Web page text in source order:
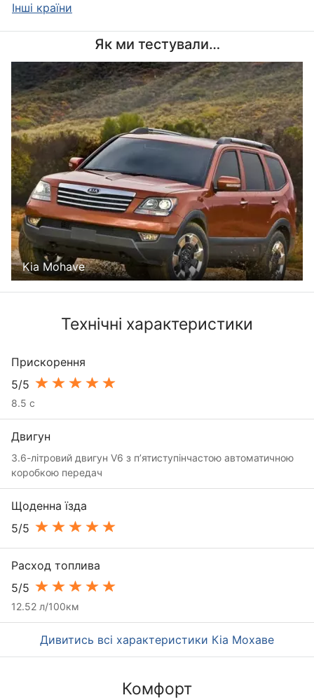
Інші країни
Як ми тестували…
Kia Mohave
Технічні характеристики
Прискорення
5/5
8.5 с
Двигун
3.6-літровий двигун V6 з п’ятиступінчастою автоматичною
коробкою передач
Щоденна їзда
5/5
Расход топлива
5/5
12.52 л/100км
Дивитись всі характеристики Кіа Мохаве
Комфорт